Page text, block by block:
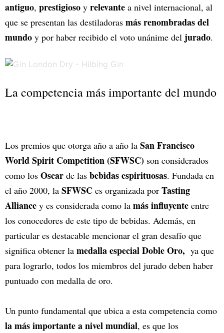
antiguo, prestigioso y relevante a nivel internacional, al
que se presentan las destiladoras más renombradas del
mundo y por haber recibido el voto unánime del jurado.
La competencia más importante del mundo
Los premios que otorga año a año la San Francisco
World Spirit Competition (SFWSC) son considerados
como los Oscar de las bebidas espirituosas. Fundada en
el año 2000, la SFWSC es organizada por Tasting
Alliance y es considerada como la más influyente entre
los conocedores de este tipo de bebidas. Además, en
particular es destacable mencionar el gran desafío que
significa obtener la medalla especialDoble Oro, ya que
para lograrlo, todos los miembros del jurado deben haber
puntuado con medalla de oro.
Un punto fundamental que ubica a esta competencia como
la más importante a nivel mundial, es que los